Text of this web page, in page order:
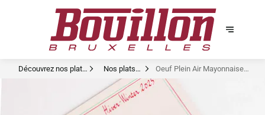
Découvrez nos plats
Nos plats
signatures
Oeuf Plein Air Mayonnaise